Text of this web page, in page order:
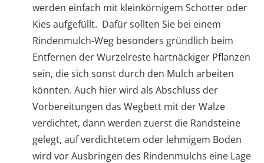
werden einfach mit kleinkörnigem Schotter oder
Kies aufgefüllt. Dafür sollten Sie bei einem
Rindenmulch-Weg besonders gründlich beim
Entfernen der Wurzelreste hartnäckiger Pflanzen
sein, die sich sonst durch den Mulch arbeiten
könnten. Auch hier wird als Abschluss der
Vorbereitungen das Wegbett mit der Walze
verdichtet, dann werden zuerst die Randsteine
gelegt, auf verdichtetem oder lehmigem Boden
wird vor Ausbringen des Rindenmulchs eine Lage